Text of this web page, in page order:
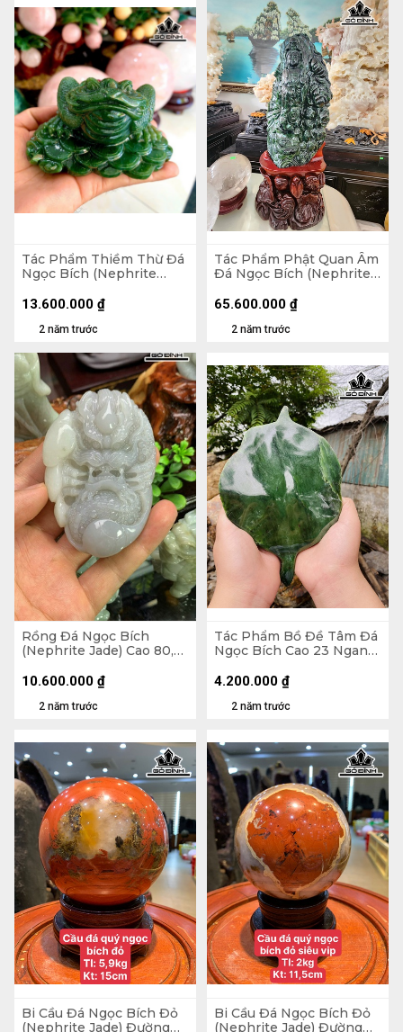
Tác Phẩm Thiềm Thừ Đá
Ngọc Bích (Nephrite
Sâu 9 (cm) 700g
2 năm trước
13.600.000 ₫
Tác Phẩm Phật Quan Âm
Đá Ngọc Bích (Nephrite
Sâu 79 Riêng Đá Cao 30
27,5kg
2 năm trước
65.600.000 ₫
Rồng Đá Ngọc Bích
(Nephrite Jade) Cao 80,9
130,3g
2 năm trước
10.600.000 ₫
Tác Phẩm Bồ Đề Tâm Đá
Ngọc Bích Cao 23 Ngang
2 năm trước
4.200.000 ₫
Bi Cầu Đá Ngọc Bích Đỏ
(Nephrite Jade) Đường
Bi Cầu Đá Ngọc Bích Đỏ
(Nephrite Jade) Đường